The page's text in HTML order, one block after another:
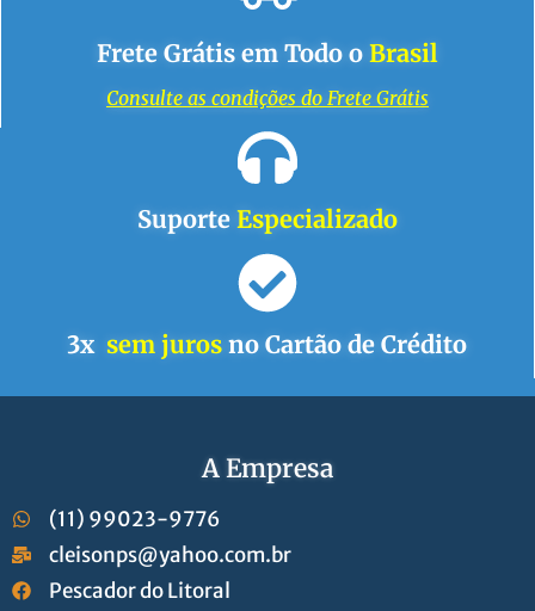
Frete Grátis em Todo o Brasil
Consulte as condições do Frete Grátis
Suporte Especializado
3x sem juros no Cartão de Crédito
A Empresa
(11) 99023-9776
cleisonps@yahoo.com.br
Pescador do Litoral